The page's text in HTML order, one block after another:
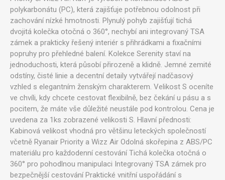
polykarbonátu (PC), která zajišťuje potřebnou odolnost při
zachování nízké hmotnosti. Plynulý pohyb zajišťují tichá
dvojitá kolečka otočná o 360°, nechybí ani integrovaný TSA
zámek a prakticky řešený interiér s přihrádkami a fixačními
popruhy pro přehledné balení. Kolekce Serenity staví na
jednoduchosti, která působí přirozeně a klidně. Jemné zemité
odstíny, čisté linie a decentní detaily vytvářejí nadčasový
vzhled s elegantním ženským charakterem. Velikost S oceníte
ve chvíli, kdy chcete cestovat flexibilně, bez čekání u pásu a s
pocitem, že máte vše důležité neustále pod kontrolou. Cena je
uvedena za 1ks zobrazené velikosti S. Hlavní přednosti:
Kabinová velikost vhodná pro většinu leteckých společností
včetně Ryanair Priority a Wizz Air Odolná skořepina z ABS/PC
materiálu pro každodenní cestování Tichá kolečka otočná o
360° pro pohodlnou manipulaci Integrovaný TSA zámek pro
bezpečnější cestování Praktické vnitřní uspořádání s